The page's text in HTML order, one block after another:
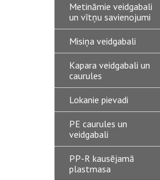
Metināmie veidgabali
un vītņu savienojumi
Misiņa veidgabali
Kapara veidgabali un
caurules
Lokanie pievadi
PE caurules un
veidgabali
PP-R kausējamā
plastmasa